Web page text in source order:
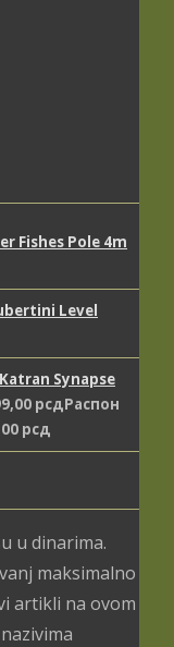
Fishes Pole 4m
Level
Katran Synapse
рсдРаспон
рсд
u dinarima.
maksimalno
artikli na ovom